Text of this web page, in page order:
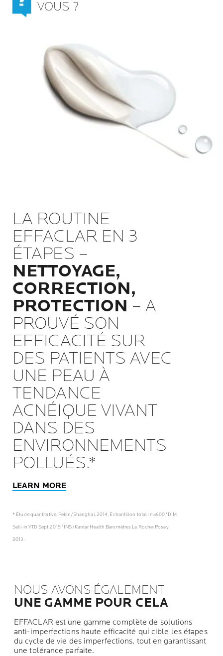
VOUS ?
LA ROUTINE
EFFACLAR EN 3
ÉTAPES –
NETTOYAGE,
CORRECTION,
PROTECTION – A
PROUVÉ SON
EFFICACITÉ SUR
DES PATIENTS AVEC
UNE PEAU À
TENDANCE
ACNÉIQUE VIVANT
DANS DES
ENVIRONNEMENTS
POLLUÉS.*
LEARN MORE
* Étude quantitative, Pékin/Shanghai, 2014, Échantillon total : n=600 ²DIM
Sell-in YTD Sept 2015 ³INS/Kantar Health Baromètres La Roche-Posay
2013.
NOUS AVONS ÉGALEMENT
UNE GAMME POUR CELA
EFFACLAR est une gamme complète de solutions
anti-imperfections haute efficacité qui cible les étapes
du cycle de vie des imperfections, tout en garantissant
une tolérance parfaite.